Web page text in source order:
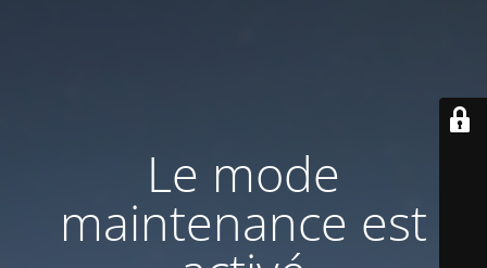
Le mode
maintenance est